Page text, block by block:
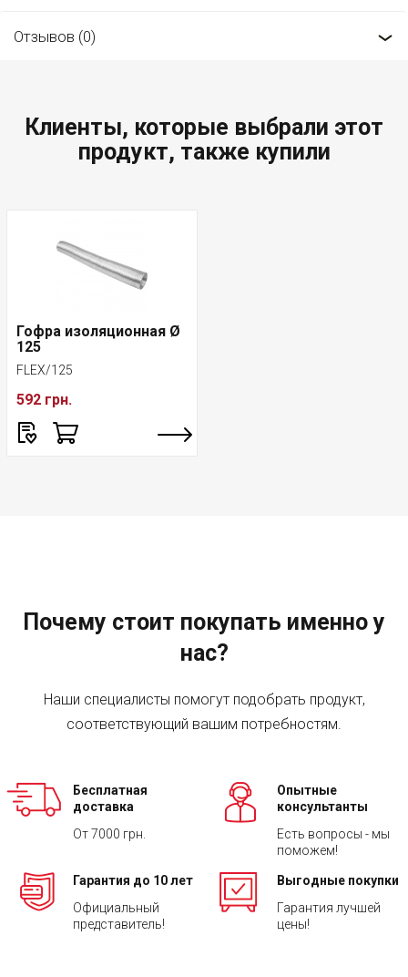
Отзывов (0)
Клиенты, которые выбрали этот
продукт, также купили
Гофра изоляционная Ø
125
FLEX/125
592 грн.
Почему стоит покупать именно у
нас?
Наши специалисты помогут подобрать продукт,
соответствующий вашим потребностям.
Бесплатная
доставка
От 7000 грн.
Опытные
консультанты
Есть вопросы - мы
поможем!
Гарантия до 10 лет
Официальный
представитель!
Выгодные покупки
Гарантия лучшей
цены!